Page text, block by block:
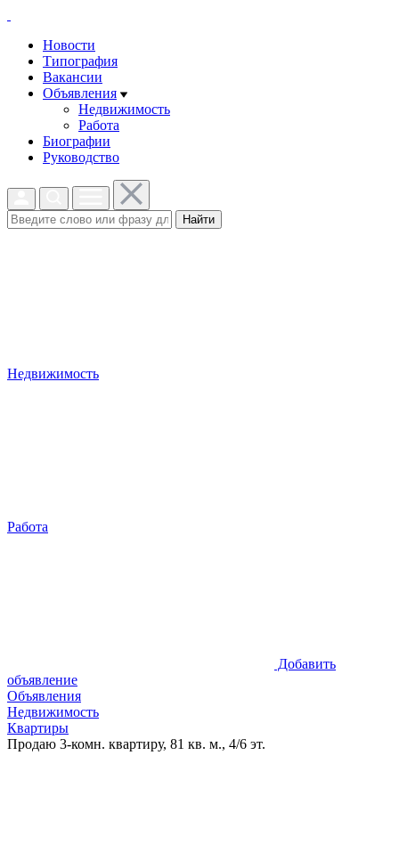
Новости
Типография
Вакансии
Объявления
Недвижимость
Работа
Биографии
Руководство
Найти
Недвижимость
Работа
Добавить
объявление
Объявления
Недвижимость
Квартиры
Продаю 3-комн. квартиру, 81 кв. м., 4/6 эт.